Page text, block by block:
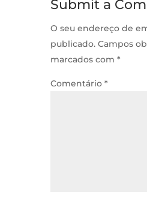
Submit a
O seu endereço de
publicado. Campos
marcados com *
Comentário *